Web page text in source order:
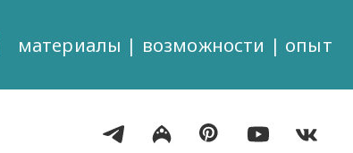
материалы | возможности | опыт